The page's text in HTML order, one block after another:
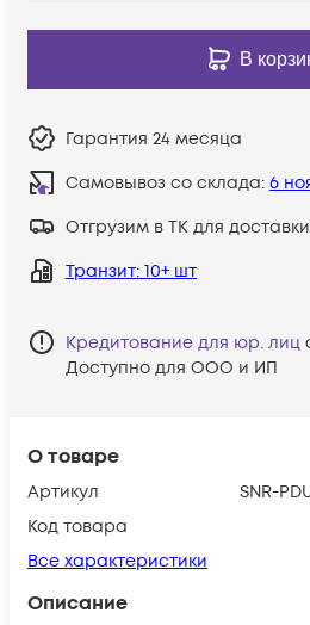
О товаре
Артикул
SNR-
Код товара
Все характеристики
Описание
В
Гарантия 24 месяца
Самовывоз со склада: 6
Отгрузим в ТК для
Транзит: 10+ шт
Кредитование для юр. лиц
Доступно для ООО и ИП